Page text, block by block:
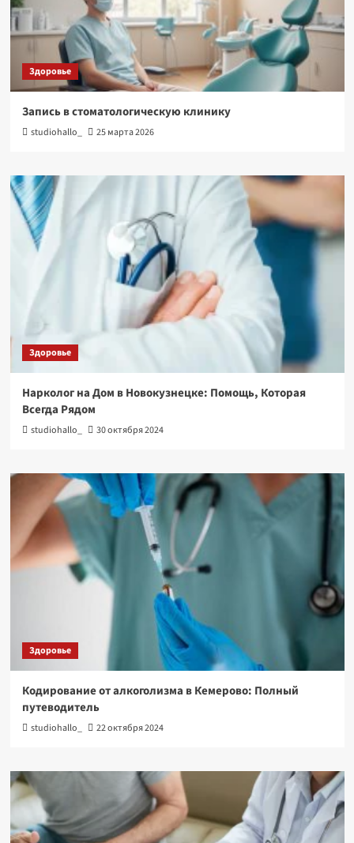
Здоровье
Запись в стоматологическую клинику
studiohallo_ 25 марта 2026
Здоровье
Нарколог на Дом в Новокузнецке: Помощь, Которая
Всегда Рядом
studiohallo_ 30 октября 2024
Здоровье
Кодирование от алкоголизма в Кемерово: Полный
путеводитель
studiohallo_ 22 октября 2024